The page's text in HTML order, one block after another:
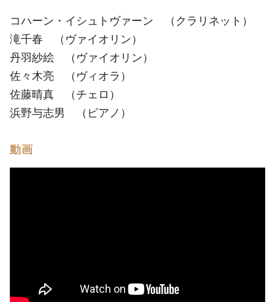
コハーン・イシュトヴァーン （クラリネット）
滝千春 （ヴァイオリン）
丹羽紗絵 （ヴァイオリン）
佐々木亮 （ヴィオラ）
佐藤晴真 （チェロ）
浜野与志男 （ピアノ）
動画